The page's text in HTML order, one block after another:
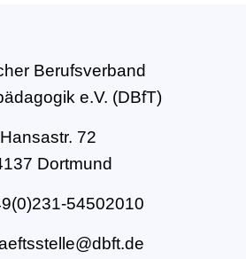
Berufsverband
e.V. (DBfT)
Hansastr. 72
Dortmund
54502010